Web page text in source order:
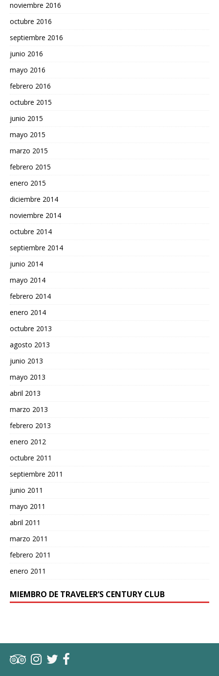
noviembre 2016
octubre 2016
septiembre 2016
junio 2016
mayo 2016
febrero 2016
octubre 2015
junio 2015
mayo 2015
marzo 2015
febrero 2015
enero 2015
diciembre 2014
noviembre 2014
octubre 2014
septiembre 2014
junio 2014
mayo 2014
febrero 2014
enero 2014
octubre 2013
agosto 2013
junio 2013
mayo 2013
abril 2013
marzo 2013
febrero 2013
enero 2012
octubre 2011
septiembre 2011
junio 2011
mayo 2011
abril 2011
marzo 2011
febrero 2011
enero 2011
MIEMBRO DE TRAVELER’S CENTURY CLUB